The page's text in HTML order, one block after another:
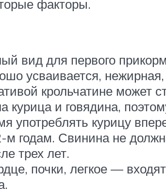
факторы.
вид для первого
усваивается,
крольчатине может
курица и говядина,
употреблять курицу
годам. Свинина не
трех лет.
почки, легкое —